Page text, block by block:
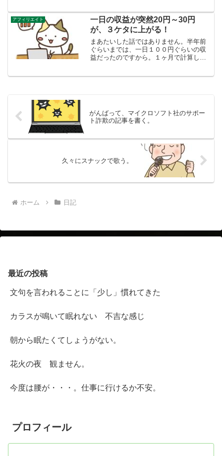
す。それから、毎朝３０秒ぐらいするよ
うにして、４０日目、やっと...
アフィリエイト
一日の収益が突然20円～30円
が、３ケタに上がる！
まあたいした話ではありません。半年前
ぐらいまでは、一日１００円ぐらいの収
益だったのですから。１ヶ月で計算して
がんばって、マイクロソフト社のサポー
ト詐欺の記事を書く。
久々にスナックで歌う。
ホーム 日記
最近の投稿
文句を言われることに「少し」慣れてきた
カラスが鳴いて眠れない 不吉な感じ
朝から眠たくてしょうがない。
花火の夜 観ません。
今度は腰が・・・。仕事に行けるか不安。
プロフィール